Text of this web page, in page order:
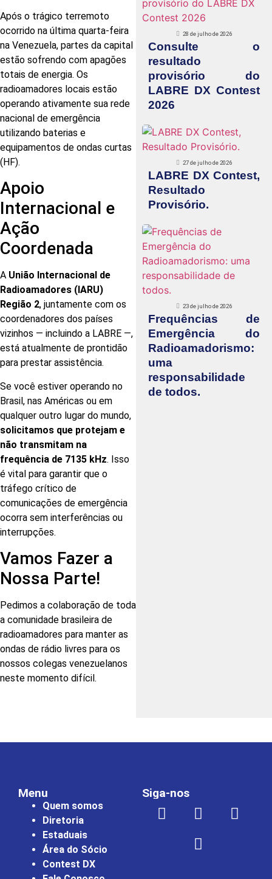
Após o trágico terremoto
ocorrido na última quarta-feira
na Venezuela, partes da capital
estão sofrendo com apagões
totais de energia. Os
radioamadores locais estão
operando ativamente sua rede
nacional de emergência
utilizando baterias e
equipamentos de ondas curtas
(HF).
Apoio
Internacional e
Ação
Coordenada
A União Internacional de
Radioamadores (IARU)
Região 2, juntamente com os
coordenadores dos países
vizinhos — incluindo a LABRE —,
está atualmente de prontidão
para prestar assistência.
Se você estiver operando no
Brasil, nas Américas ou em
qualquer outro lugar do mundo,
solicitamos que protejam e
não transmitam na
frequência de 7135 kHz. Isso
é vital para garantir que o
tráfego crítico de
comunicações de emergência
ocorra sem interferências ou
interrupções.
Vamos Fazer a
Nossa Parte!
Pedimos a colaboração de toda
a comunidade brasileira de
radioamadores para manter as
ondas de rádio livres para os
nossos colegas venezuelanos
neste momento difícil.
28 de julho de 2026
Consulte o
resultado
provisório do
LABRE DX Contest
2026
27 de julho de 2026
LABRE DX Contest,
Resultado
Provisório.
23 de julho de 2026
Frequências de
Emergência do
Radioamadorismo:
uma
responsabilidade
de todos.
Menu
Quem somos
Diretoria
Estaduais
Área do Sócio
Contest DX
Siga-nos